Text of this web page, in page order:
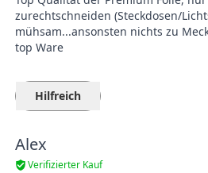
zurechtschneiden (Steckdosen/
mühsam...ansonsten nichts zu
top Ware
Hilfreich
Alex
Verifizierter Kauf